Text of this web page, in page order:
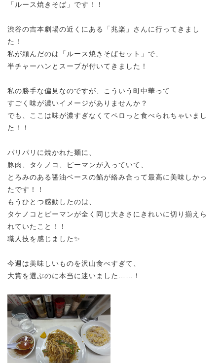
「ルース焼きそば」です！！
渋谷の吉本劇場の近くにある「兆楽」さんに行ってきまし
た！
私が頼んだのは「ルース焼きそばセット」で、
半チャーハンとスープが付いてきました！
私の勝手な偏見なのですが、こういう町中華って
すごく味が濃いイメージがありませんか？
でも、ここは味が濃すぎなくてペロっと食べられちゃいまし
た！！
パリパリに焼かれた麺に、
豚肉、タケノコ、ピーマンが入っていて、
とろみのある醤油ベースの餡が絡み合って最高に美味しかっ
たです！！
もうひとつ感動したのは、
タケノコとピーマンが全く同じ大きさにきれいに切り揃えら
れていたこと！！
職人技を感じました✨
今週は美味しいものを沢山食べすぎて、
大賞を選ぶのに本当に迷いました……！